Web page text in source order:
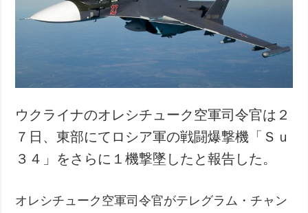
犯罪
特集
インタビュー
写真
動画
サービス
購読
フォトバンク
ウクライナのオレシチューク空軍司令官は２
７日、東部にてロシア軍の戦闘爆撃機「Ｓｕ
３４」をさらに１機撃墜したと報告した。
オレシチューク空軍司令官がテレグラム・チャン